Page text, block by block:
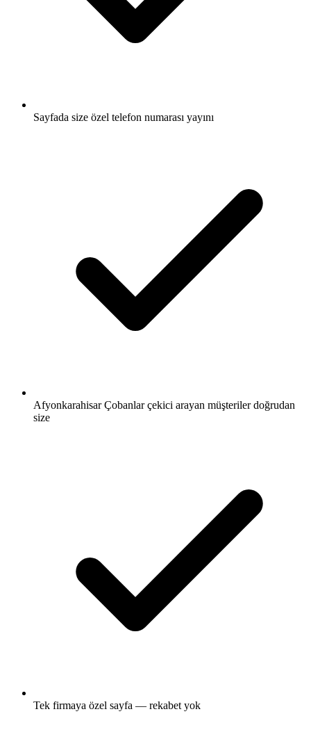
Sayfada size özel telefon numarası yayını
Afyonkarahisar Çobanlar çekici arayan müşteriler doğrudan
size
Tek firmaya özel sayfa — rekabet yok